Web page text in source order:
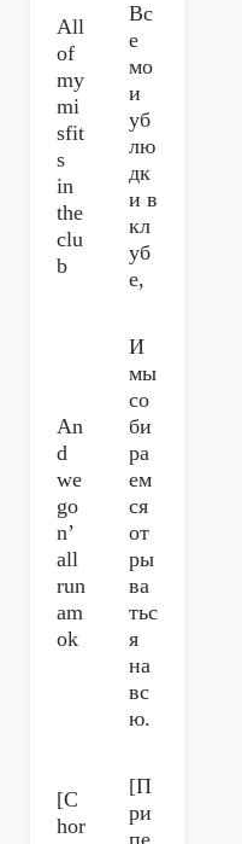
All
of
my
mi
sfit
s
in
the
clu
b
Вс
е
мо
и
уб
лю
дк
и в
кл
уб
е,
An
d
we
go
n’
all
run
am
ok
И
мы
со
би
ра
ем
ся
от
ры
ва
тьс
я
на
вс
ю.
[C
hor
[П
ри
пе